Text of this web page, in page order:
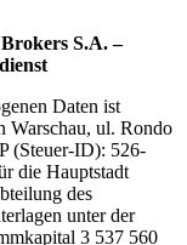
S.A. –
Daten ist
ul. Rondo
(Steuer-ID): 526-
die Hauptstadt
des
unter der
3 537 560